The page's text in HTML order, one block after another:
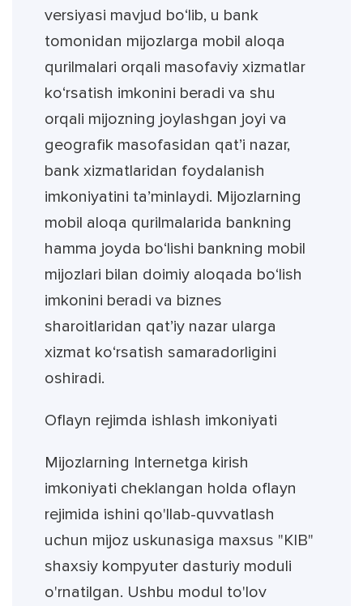
versiyasi mavjud bo‘lib, u bank
tomonidan mijozlarga mobil aloqa
qurilmalari orqali masofaviy xizmatlar
ko‘rsatish imkonini beradi va shu
orqali mijozning joylashgan joyi va
geografik masofasidan qat’i nazar,
bank xizmatlaridan foydalanish
imkoniyatini ta’minlaydi. Mijozlarning
mobil aloqa qurilmalarida bankning
hamma joyda bo‘lishi bankning mobil
mijozlari bilan doimiy aloqada bo‘lish
imkonini beradi va biznes
sharoitlaridan qat’iy nazar ularga
xizmat ko‘rsatish samaradorligini
oshiradi.
Oflayn rejimda ishlash imkoniyati
Mijozlarning Internetga kirish
imkoniyati cheklangan holda oflayn
rejimida ishini qo'llab-quvvatlash
uchun mijoz uskunasiga maxsus "KIB"
shaxsiy kompyuter dasturiy moduli
o'rnatilgan. Ushbu modul to'lov